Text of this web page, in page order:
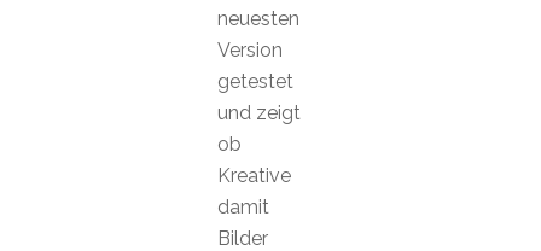
neuesten
Version
getestet
und zeigt
ob
Kreative
damit
Bilder